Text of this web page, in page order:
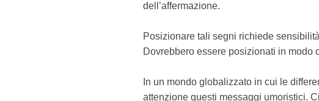
dell’affermazione.
Posizionare tali segni richiede
Dovrebbero essere posizionati in modo
In un mondo globalizzato in cui le
attenzione questi messaggi umoristici.